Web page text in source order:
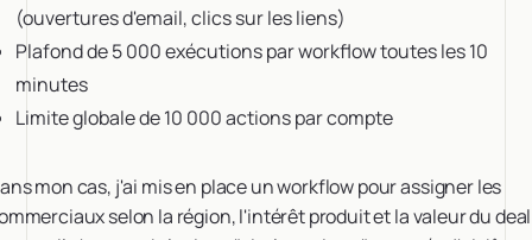
(ouvertures d'email, clics sur les liens)
Plafond de 5 000 exécutions par workflow toutes les 10
minutes
Limite globale de 10 000 actions par compte
mon cas, j'ai mis en place un workflow pour assigner les
selon la région, l'intérêt produit et la valeur du